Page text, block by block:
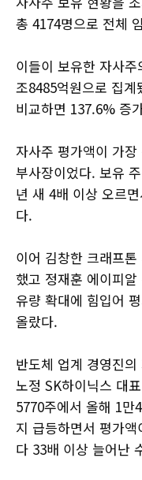
총 4174명으로 전체
이들이 보유한 자사
조8485억원으로 집
비교하면 137.6% 증
자사주 평가액이 가
부사장이었다. 보유
년 새 4배 이상 오르
다.
이어 김창한 크래프
했고 정재훈 에이피
유량 확대에 힘입어
올랐다.
반도체 업계 경영진
노정 SK하이닉스 대
5770주에서 올해 1만
지 급등하면서 평가
다 33배 이상 늘어난